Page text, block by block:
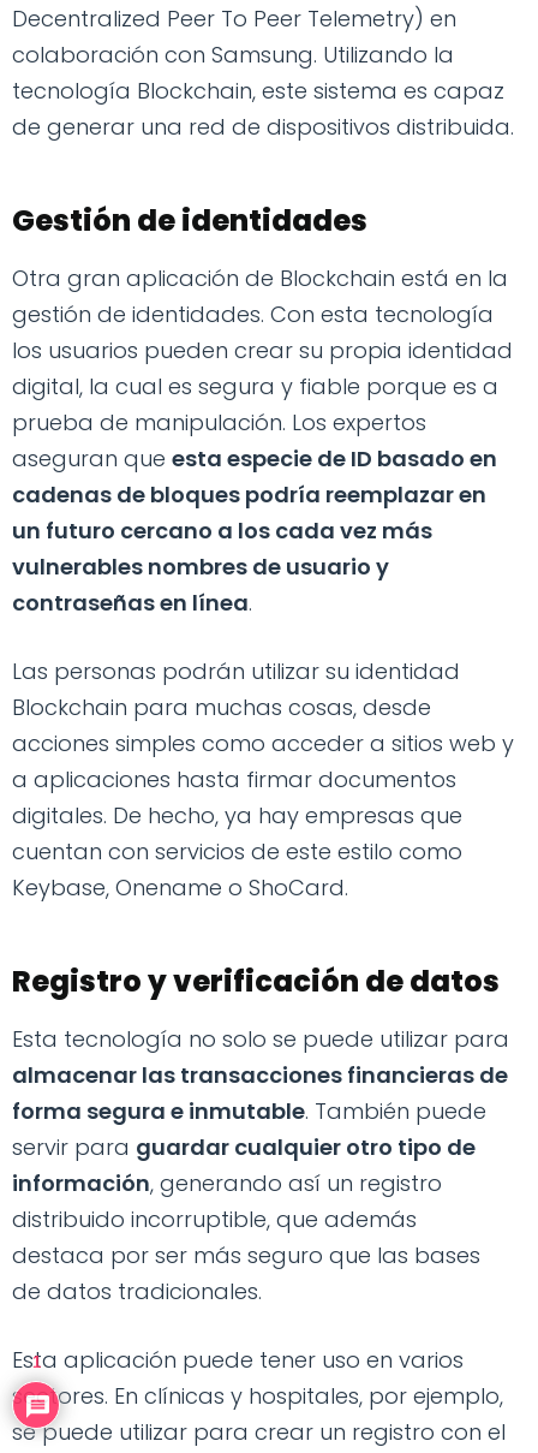
Decentralized Peer To Peer Telemetry) en
colaboración con Samsung. Utilizando la
tecnología Blockchain, este sistema es capaz
de generar una red de dispositivos distribuida.
Gestión de identidades
Otra gran aplicación de Blockchain está en la
gestión de identidades. Con esta tecnología
los usuarios pueden crear su propia identidad
digital, la cual es segura y fiable porque es a
prueba de manipulación. Los expertos
aseguran que esta especie de ID basado en
cadenas de bloques podría reemplazar en
un futuro cercano a los cada vez más
vulnerables nombres de usuario y
contraseñas en línea.
Las personas podrán utilizar su identidad
Blockchain para muchas cosas, desde
acciones simples como acceder a sitios web y
a aplicaciones hasta firmar documentos
digitales. De hecho, ya hay empresas que
cuentan con servicios de este estilo como
Keybase, Onename o ShoCard.
Registro y verificación de datos
Esta tecnología no solo se puede utilizar para
almacenar las transacciones financieras de
forma segura e inmutable. También puede
servir para guardar cualquier otro tipo de
información, generando así un registro
distribuido incorruptible, que además
destaca por ser más seguro que las bases
de datos tradicionales.
Esta aplicación puede tener uso en varios
sectores. En clínicas y hospitales, por ejemplo,
se puede utilizar para crear un registro con el
1